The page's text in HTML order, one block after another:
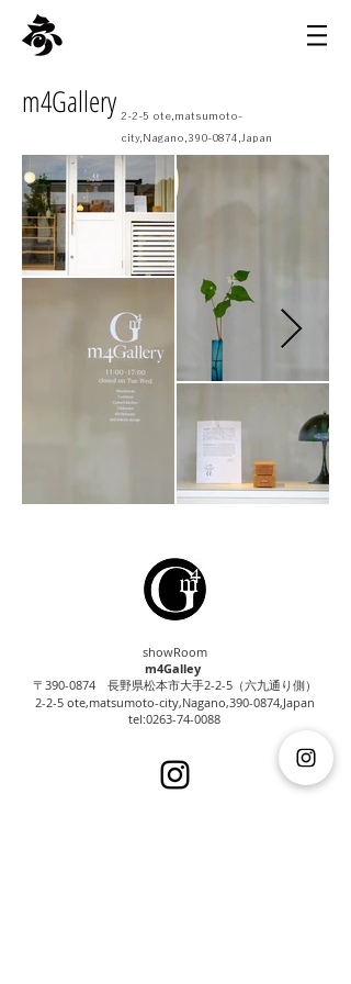
2-2-5 ote,matsumoto-
city,Nagano, 390-0874 ,Japan
m4Gallery
showRoom
m4Galley
〒390-0874 長野県松本市大手2-2-5（六九通り側）
2-2-5 ote,matsumoto-city,Nagano,390-0874,Japan
tel:0263-74-0088